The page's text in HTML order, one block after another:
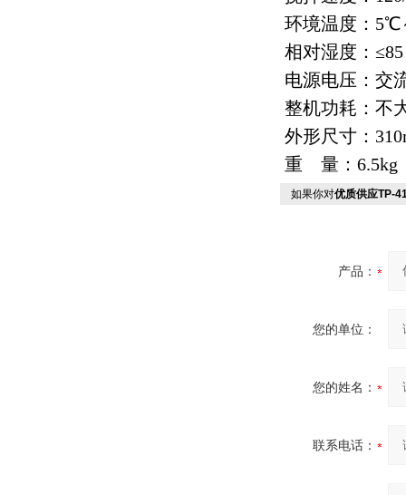
环境温度：
相对湿度：
电源电压：交
整机功耗：不
外形尺寸：
重 量：6.5kg
如果你对优质供应TP-
产品：
您的单位：
您的姓名：
联系电话：